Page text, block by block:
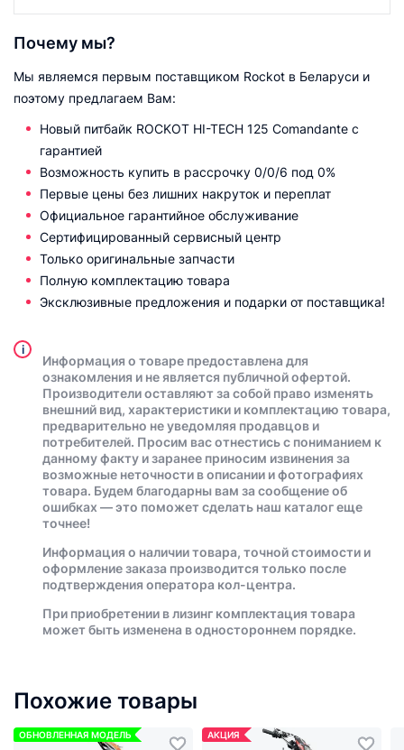
Почему мы?
Мы являемся первым поставщиком Rockot в Беларуси и
поэтому предлагаем Вам:
Новый питбайк ROCKOT HI-TECH 125 Comandante с
гарантией
Возможность купить в рассрочку 0/0/6 под 0%
Первые цены без лишних накруток и переплат
Официальное гарантийное обслуживание
Сертифицированный сервисный центр
Только оригинальные запчасти
Полную комплектацию товара
Эксклюзивные предложения и подарки от поставщика!
i
Информация о товаре предоставлена для
ознакомления и не является публичной офертой.
Производители оставляют за собой право изменять
внешний вид, характеристики и комплектацию товара,
предварительно не уведомляя продавцов и
потребителей. Просим вас отнестись с пониманием к
данному факту и заранее приносим извинения за
возможные неточности в описании и фотографиях
товара. Будем благодарны вам за сообщение об
ошибках — это поможет сделать наш каталог еще
точнее!
Информация о наличии товара, точной стоимости и
оформление заказа производится только после
подтверждения оператора кол-центра.
При приобретении в лизинг комплектация товара
может быть изменена в одностороннем порядке.
Похожие товары
ОБНОВЛЕННАЯ МОДЕЛЬ АКЦИЯ